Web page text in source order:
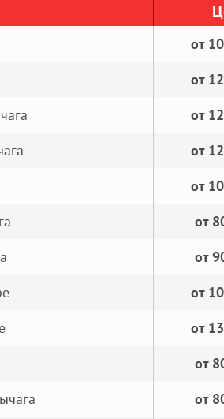
от
от
от
от
от
от
от
от
от
от
от